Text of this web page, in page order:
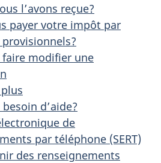
l’avons reçue?
payer votre impôt par
modifier une
d’aide?
de
par téléphone (SERT)
des renseignements